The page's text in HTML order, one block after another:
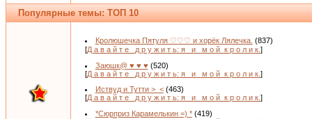
Популярные темы: ТОП 10
Кролюшечка Пятуля ♡♡♡ и хорёк Лялечка. (837)
[Д а в а й т е _д р у ж и т ь: я _и_ м о й_к р о л и к. ]
Заюшк@ ♥ ♥ ♥ (520)
[Д а в а й т е _д р у ж и т ь: я _и_ м о й_к р о л и к. ]
Иствуд и Тутти >_< (463)
[Д а в а й т е _д р у ж и т ь: я _и_ м о й_к р о л и к. ]
*Сюрприз Карамелькин =) * (419)